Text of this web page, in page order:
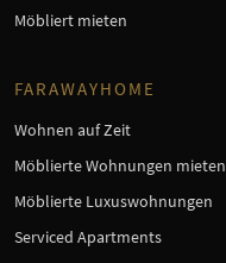
Möbliert mieten
FARAWAYHOME
Wohnen auf Zeit
Möblierte Wohnungen mieten
Möblierte Luxuswohnungen
Serviced Apartments